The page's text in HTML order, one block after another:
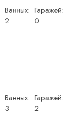
Ванных:
2
Гаражей:
0
Ванных:
3
Гаражей:
2